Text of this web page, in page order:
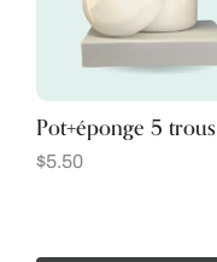
Pot+éponge 5 trous
$5.50